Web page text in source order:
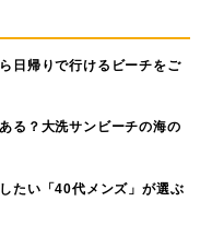
日帰りで行けるビーチをご
る？大洗サンビーチの海の
たい「40代メンズ」が選ぶ